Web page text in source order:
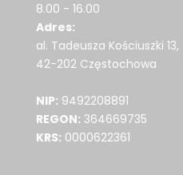
8.00 - 16.00
Adres:
al. Tadeusza Kościuszki 13,
42-202 Częstochowa
NIP: 9492208891
REGON: 364669735
KRS: 0000622361